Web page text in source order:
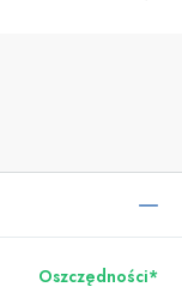
Oszczędności*